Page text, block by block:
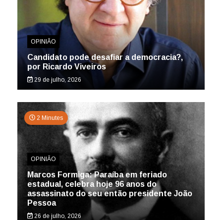
OPINIÃO
Candidato pode desafiar a democracia?,
por Ricardo Viveiros
29 de julho, 2026
2 Minutes
OPINIÃO
Marcos Formiga: Paraíba em feriado
estadual, celebra hoje 96 anos do
assassinato do seu então presidente João
Pessoa
26 de julho, 2026